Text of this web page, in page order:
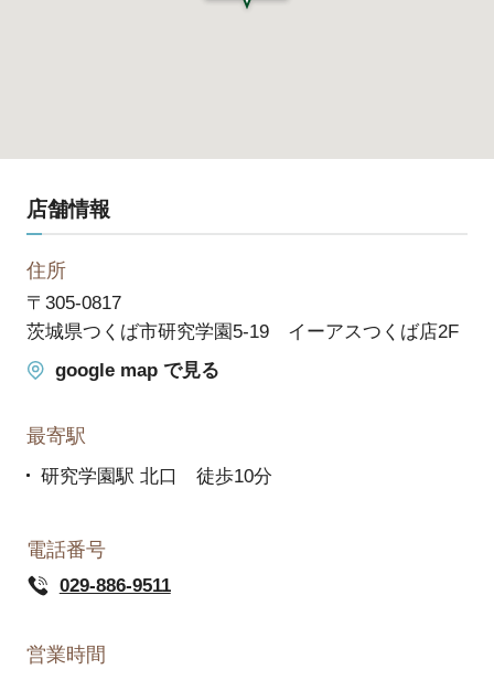
店舗情報
住所
〒305-0817
茨城県つくば市研究学園5-19 イーアスつくば店2F
google map で見る
最寄駅
研究学園駅 北口 徒歩10分
電話番号
029-886-9511
営業時間